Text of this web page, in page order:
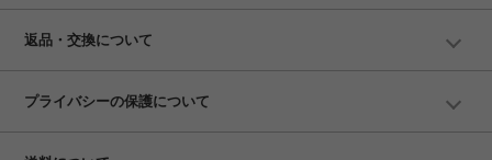
返品・交換について
プライバシーの保護について